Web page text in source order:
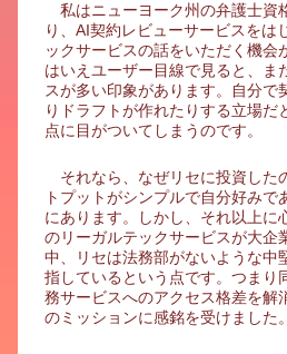
私はニューヨーク州の弁護士資
り、AI契約レビューサービスをは
ックサービスの話をいただく機会
はいえユーザー目線で見ると、ま
スが多い印象があります。自分で
りドラフトが作れたりする立場だ
点に目がついてしまうのです。
それなら、なぜリセに投資した
トプットがシンプルで自分好み
にあります。しかし、それ以上に
のリーガルテックサービスが大企
中、リセは法務部がないような中
指しているという点です。つまり
務サービスへのアクセス格差を解
のミッションに感銘を受けました。